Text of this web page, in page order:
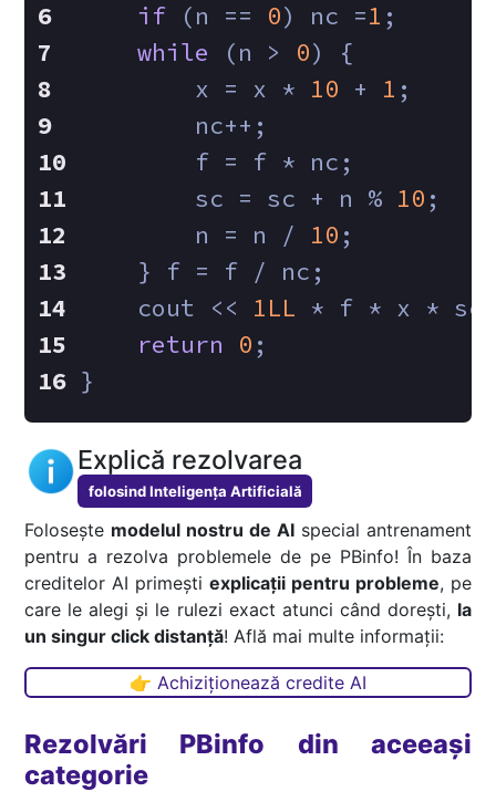
if (n == 0) nc =1 ;
while (n > 0) {
        x = x *
10 + 1 ;
        nc++;
        f = f * nc;
        sc = sc + n %
10 ;
        n = n /
10 ;
    } f = f / nc;
    cout <<
1LL * f * x *
return
0 ;
}
Explică rezolvarea
folosind Inteligența Artificială
Folosește modelul nostru de AIspecial antrenament
pentru a rezolva problemele de pe PBinfo! În baza
creditelor AI primești explicații pentru probleme, pe
care le alegi și le rulezi exact atunci când dorești, la
un singur click distanță! Află mai multe informații:
👉 Achiziționează credite AI
Rezolvări PBinfo din aceeași
categorie